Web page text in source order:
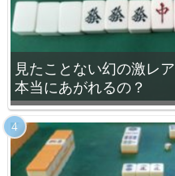
見たことない幻の激レ
本当にあがれるの？